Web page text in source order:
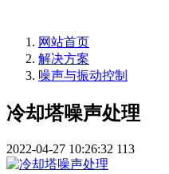
网站首页
解决方案
噪声与振动控制
冷却塔噪声处理
2022-04-27 10:26:32 113